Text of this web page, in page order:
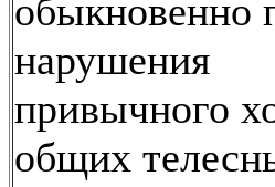
обыкновенно
нарушения
привычного
общих